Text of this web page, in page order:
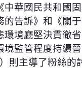
華國民共和國
告訴》和《關
境廳堅決貫徹
境監管程度持續
主導了粉絲